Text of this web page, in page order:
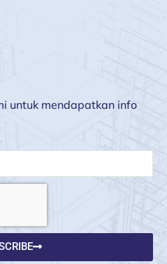
untuk mendapatkan info